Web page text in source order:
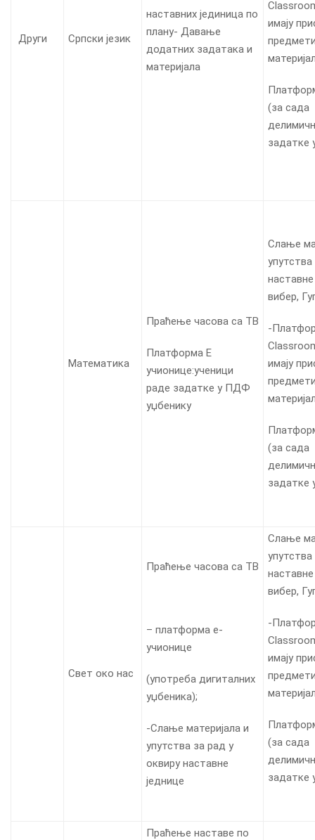
Други Српски језик
наставних јединица по
плану- Давање
додатних задатака и
материјала
имају
(за сада
задатке
Математика
Праћење часова са ТВ
Платформа Е
учионице:ученици
раде задатке у ПДФ
уџбенику
Слање
вибер,
-
имају
(за сада
задатке
Свет око нас
Праћење часова са ТВ
– платформа е-
учионице
(употреба дигиталних
уџбеника);
-Слање материјала и
упутства за рад у
оквиру наставне
једнице
Слање
вибер,
-
имају
(за сада
задатке
Праћење наставе по